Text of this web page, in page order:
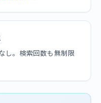
し。検索回数も無制限